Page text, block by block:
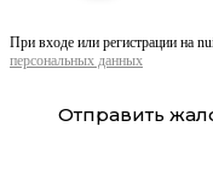
При входе или регистрации на
персональных данных
Отправить